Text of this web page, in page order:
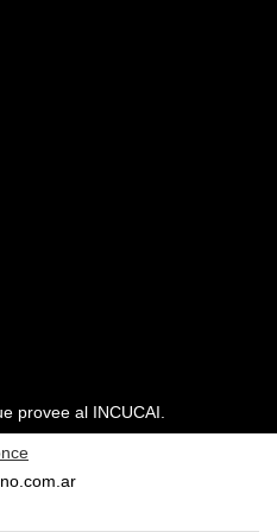
provee al INCUCAI.